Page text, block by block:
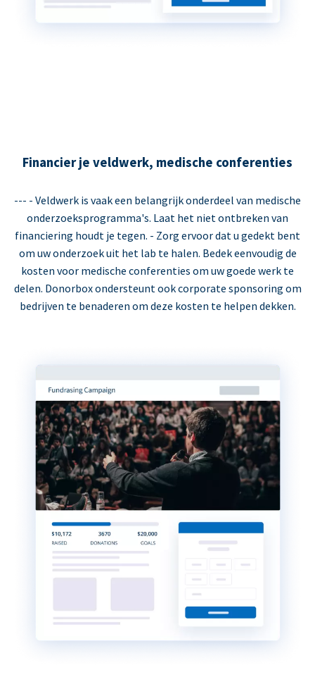
Financier je veldwerk, medische conferenties
--- - Veldwerk is vaak een belangrijk onderdeel van medische
onderzoeksprogramma's. Laat het niet ontbreken van
financiering houdt je tegen. - Zorg ervoor dat u gedekt bent
om uw onderzoek uit het lab te halen. Bedek eenvoudig de
kosten voor medische conferenties om uw goede werk te
delen. Donorbox ondersteunt ook corporate sponsoring om
bedrijven te benaderen om deze kosten te helpen dekken.